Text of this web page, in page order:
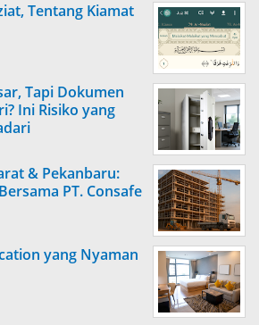
Tentang Kiamat
Tapi Dokumen
Ini Risiko yang
& Pekanbaru:
PT. Consafe
yang Nyaman